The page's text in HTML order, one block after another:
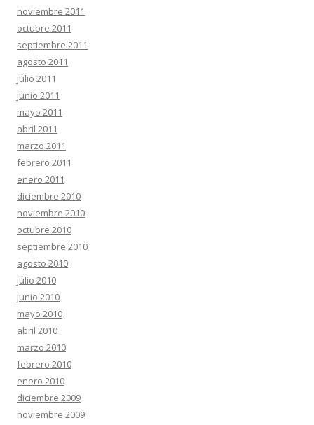
noviembre 2011
octubre 2011
septiembre 2011
agosto 2011
julio 2011
junio 2011
mayo 2011
abril 2011
marzo 2011
febrero 2011
enero 2011
diciembre 2010
noviembre 2010
octubre 2010
septiembre 2010
agosto 2010
julio 2010
junio 2010
mayo 2010
abril 2010
marzo 2010
febrero 2010
enero 2010
diciembre 2009
noviembre 2009